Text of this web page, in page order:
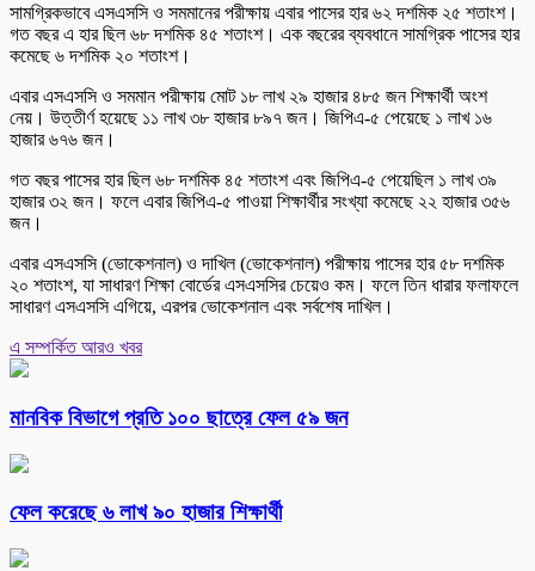
সামগ্রিকভাবে এসএসসি ও সমমানের পরীক্ষায় এবার পাসের হার ৬২ দশমিক ২৫ শতাংশ।
গত বছর এ হার ছিল ৬৮ দশমিক ৪৫ শতাংশ। এক বছরের ব্যবধানে সামগ্রিক পাসের হার
কমেছে ৬ দশমিক ২০ শতাংশ।
এবার এসএসসি ও সমমান পরীক্ষায় মোট ১৮ লাখ ২৯ হাজার ৪৮৫ জন শিক্ষার্থী অংশ
নেয়। উত্তীর্ণ হয়েছে ১১ লাখ ৩৮ হাজার ৮৯৭ জন। জিপিএ-৫ পেয়েছে ১ লাখ ১৬
হাজার ৬৭৬ জন।
গত বছর পাসের হার ছিল ৬৮ দশমিক ৪৫ শতাংশ এবং জিপিএ-৫ পেয়েছিল ১ লাখ ৩৯
হাজার ৩২ জন। ফলে এবার জিপিএ-৫ পাওয়া শিক্ষার্থীর সংখ্যা কমেছে ২২ হাজার ৩৫৬
জন।
এবার এসএসসি (ভোকেশনাল) ও দাখিল (ভোকেশনাল) পরীক্ষায় পাসের হার ৫৮ দশমিক
২০ শতাংশ, যা সাধারণ শিক্ষা বোর্ডের এসএসসির চেয়েও কম। ফলে তিন ধারার ফলাফলে
সাধারণ এসএসসি এগিয়ে, এরপর ভোকেশনাল এবং সর্বশেষ দাখিল।
এ সম্পর্কিত আরও খবর
মানবিক বিভাগে প্রতি ১০০ ছাত্রে ফেল ৫৯ জন
ফেল করেছে ৬ লাখ ৯০ হাজার শিক্ষার্থী